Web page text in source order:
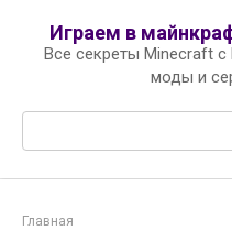
контенту
Играем в
Все секреты Minecraft
моды и
Главная